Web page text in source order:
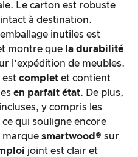
Le carton est robuste
à destination.
inutiles est
montre que la durabilité
l’expédition de meubles.
est complet et contient
en parfait état. De plus,
y compris les
qui souligne encore
marque smartwood® sur
joint est clair et